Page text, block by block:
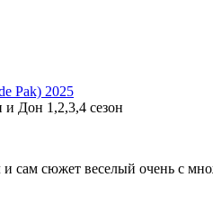
Pak) 2025
Дон 1,2,3,4 сезон
и сам сюжет веселый очень с